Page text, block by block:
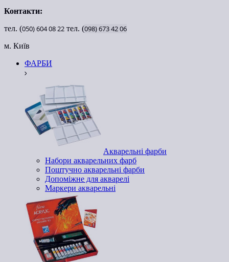
Контакти:
тел. (050)6040822 тел. (098)6734206
м. Київ
ФАРБИ
Акварельні фарби
Набори акварельних фарб
Поштучно акварельні фарби
Допоміжне для акварелі
Маркери акварельні